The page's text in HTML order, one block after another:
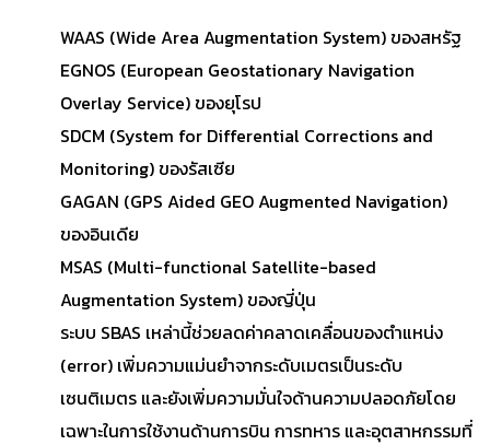
WAAS (Wide Area Augmentation System) ของสหรัฐ
EGNOS (European Geostationary Navigation
Overlay Service) ของยุโรป
SDCM (System for Differential Corrections and
Monitoring) ของรัสเซีย
GAGAN (GPS Aided GEO Augmented Navigation)
ของอินเดีย
MSAS (Multi-functional Satellite-based
Augmentation System) ของญี่ปุ่น
ระบบ SBAS เหล่านี้ช่วยลดค่าคลาดเคลื่อนของตำแหน่ง
(error) เพิ่มความแม่นยำจากระดับเมตรเป็นระดับ
เซนติเมตร และยังเพิ่มความมั่นใจด้านความปลอดภัยโดย
เฉพาะในการใช้งานด้านการบิน การทหาร และอุตสาหกรรมที่